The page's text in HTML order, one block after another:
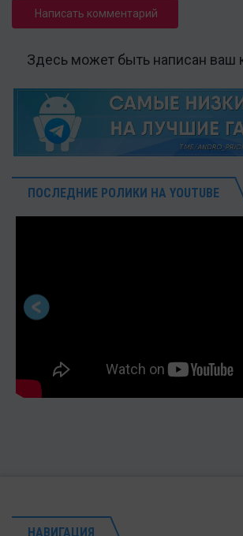
Написать комментарий
Здесь может быть написан ваш
ПОСЛЕДНИЕ РОЛИКИ НА YOUTUBE
НАВИГАЦИЯ